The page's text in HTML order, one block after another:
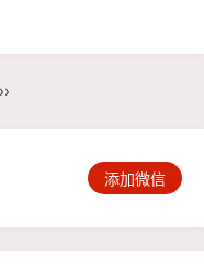
››
添加微信